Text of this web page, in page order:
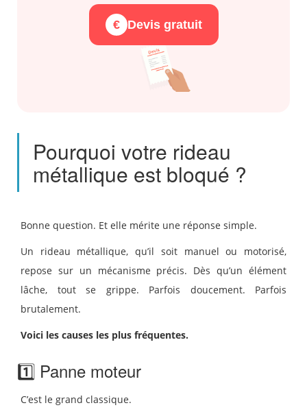
€ Devis gratuit
Pourquoi votre rideau
métallique est bloqué ?
Bonne question. Et elle mérite une réponse simple.
Un rideau métallique, qu’il soit manuel ou motorisé,
repose sur un mécanisme précis. Dès qu’un élément
lâche, tout se grippe. Parfois doucement. Parfois
brutalement.
Voici les causes les plus fréquentes.
1️⃣ Panne moteur
C’est le grand classique.